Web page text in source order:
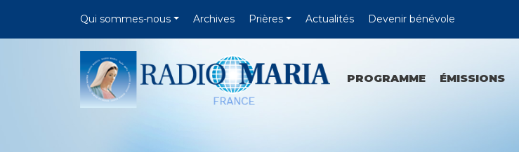
Qui sommes-nous Archives Prières Actualités Devenir bénévole
PROGRAMME ÉMISSIONS